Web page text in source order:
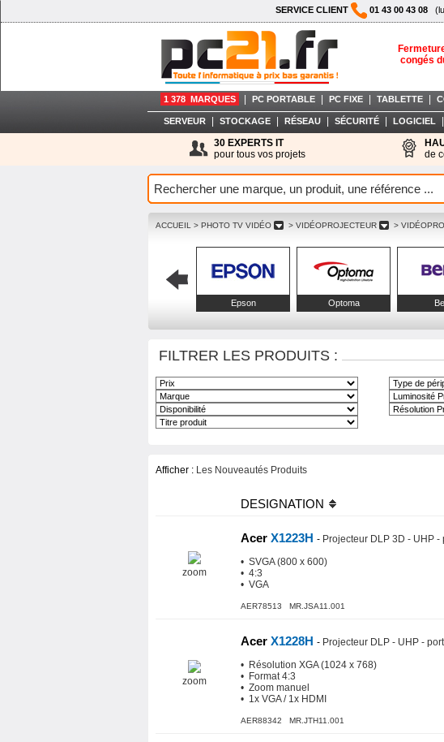
SERVICE CLIENT 01 43 00 43 08
congés
1 378 MARQUES PC PORTABLE PC FIXE TABLETTE
SERVEUR STOCKAGE RÉSEAU SÉCURITÉ LOGICIEL
30 EXPERTS IT
pour tous vos projets
de
ACCUEIL > PHOTO TV VIDÉO > VIDÉOPROJECTEUR >
Epson Optoma
FILTRER LES PRODUITS :
Afficher : Les Nouveautés Produits
DESIGNATION
zoom
Acer X1223H - Projecteur DLP 3D - UHP
• SVGA (800 x 600)
• 4:3
• VGA
AER78513 MR.JSA11.001
zoom
Acer X1228H - Projecteur DLP - UHP -
• Résolution XGA (1024 x 768)
• Format 4:3
• Zoom manuel
• 1x VGA / 1x HDMI
AER88342 MR.JTH11.001